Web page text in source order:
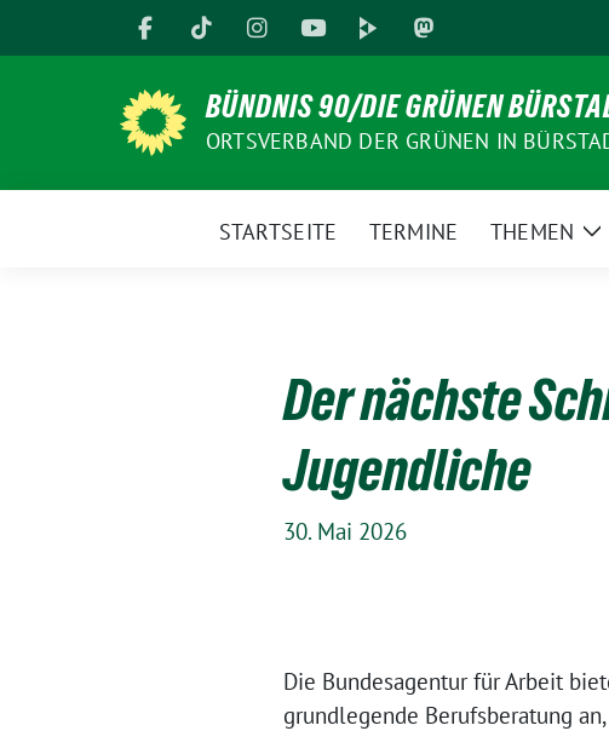
zum
BÜNDNIS 90/DIE GRÜNEN
ORTSVERBAND DER GRÜNEN IN
STARTSEITE TERMINE THEMEN
Der nächste
Jugendliche
30. Mai 2026
Die Bundesagentur für Arbeit
grundlegende Berufsberatung